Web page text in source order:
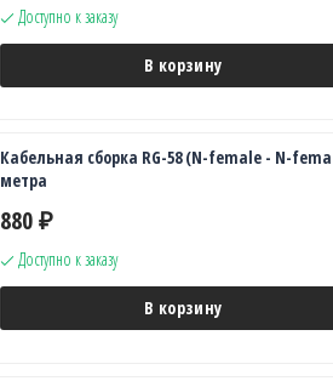
Доступно к заказу
В корзину
Кабельная сборка RG-58 (N-female - N-
метра
880 ₽
Доступно к заказу
В корзину